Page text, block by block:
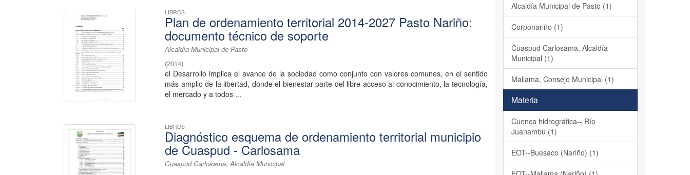
LIBROS
Plan de ordenamiento territorial 2014-2027 Pasto Nariño:
documento técnico de soporte
Alcaldía Municipal de Pasto
(2014)
el Desarrollo implica el avance de la sociedad como conjunto con valores comunes, en el sentido
más amplio de la libertad, donde el bienestar parte del libre acceso al conocimiento, la tecnología,
el mercado y a todos ...
LIBROS
Diagnóstico esquema de ordenamiento territorial municipio
de Cuaspud - Carlosama
Cuaspud Carlosama, Alcaldía Municipal
Alcaldía Municipal de Pasto (1)
Corponariño (1)
Cuaspud Carlosama, Alcaldía
Municipal (1)
Mallama, Consejo Municipal (1)
Materia
Cuenca hidrográfica-- Río
Juanambú (1)
EOT--Buesaco (Nariño) (1)